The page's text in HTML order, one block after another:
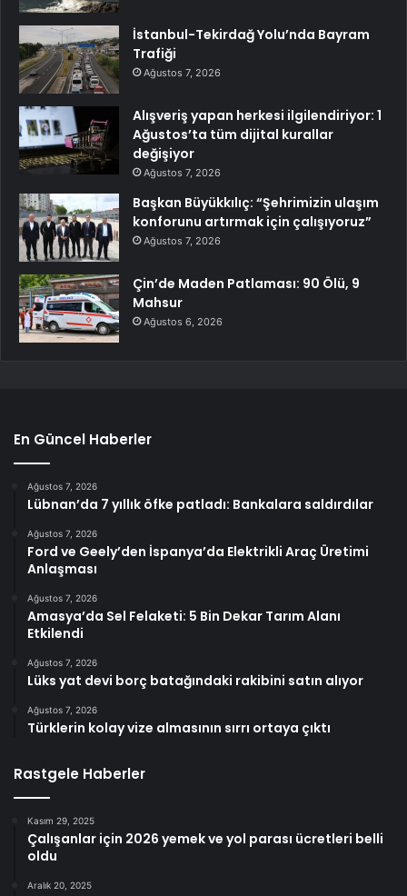
İstanbul-Tekirdağ Yolu’nda Bayram
Trafiği
Ağustos 7, 2026
Alışveriş yapan herkesi ilgilendiriyor: 1
Ağustos’ta tüm dijital kurallar
değişiyor
Ağustos 7, 2026
Başkan Büyükkılıç: “Şehrimizin ulaşım
konforunu artırmak için çalışıyoruz”
Ağustos 7, 2026
Çin’de Maden Patlaması: 90 Ölü, 9
Mahsur
Ağustos 6, 2026
En Güncel Haberler
Ağustos 7, 2026
Lübnan’da 7 yıllık öfke patladı: Bankalara saldırdılar
Ağustos 7, 2026
Ford ve Geely’den İspanya’da Elektrikli Araç Üretimi
Anlaşması
Ağustos 7, 2026
Amasya’da Sel Felaketi: 5 Bin Dekar Tarım Alanı
Etkilendi
Ağustos 7, 2026
Lüks yat devi borç batağındaki rakibini satın alıyor
Ağustos 7, 2026
Türklerin kolay vize almasının sırrı ortaya çıktı
Rastgele Haberler
Kasım 29, 2025
Çalışanlar için 2026 yemek ve yol parası ücretleri belli
oldu
Aralık 20, 2025